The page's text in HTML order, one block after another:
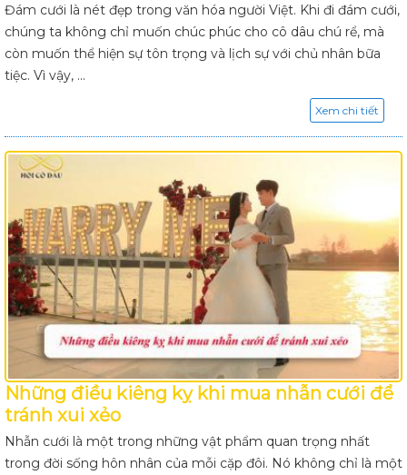
Đám cưới là nét đẹp trong văn hóa người Việt. Khi đi đám cưới,
chúng ta không chỉ muốn chúc phúc cho cô dâu chú rể, mà
còn muốn thể hiện sự tôn trọng và lịch sự với chủ nhân bữa
tiệc. Vì vậy, ...
Xem chi tiết
Những điều kiêng kỵ khi mua nhẫn cưới để
tránh xui xẻo
Nhẫn cưới là một trong những vật phẩm quan trọng nhất
trong đời sống hôn nhân của mỗi cặp đôi. Nó không chỉ là một